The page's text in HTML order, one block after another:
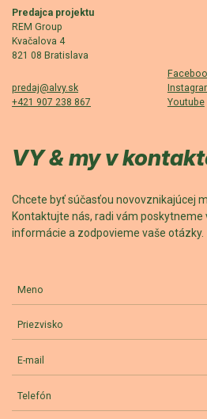
Predajca projektu
REM Group
Kvačalova 4
821 08 Bratislava
predaj@alvy.sk
+421 907 238 867
Youtube
VY & my v
Chcete byť súčasťou novovznikajúcej
Kontaktujte nás, radi vám poskytneme
informácie a zodpovieme vaše otázky.
Meno
Priezvisko
E-mail
Telefón